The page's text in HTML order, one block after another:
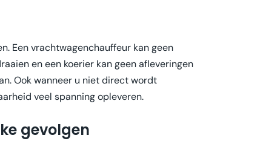
Een vrachtwagenchauffeur kan geen
en een koerier kan geen afleveringen
Ook wanneer u niet direct wordt
veel spanning opleveren.
gevolgen